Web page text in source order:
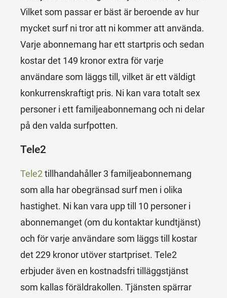
Vilket som passar er bäst är beroende av hur
mycket surf ni tror att ni kommer att använda.
Varje abonnemang har ett startpris och sedan
kostar det 149 kronor extra för varje
användare som läggs till, vilket är ett väldigt
konkurrenskraftigt pris. Ni kan vara totalt sex
personer i ett familjeabonnemang och ni delar
på den valda surfpotten.
Tele2
Tele2 tillhandahåller 3 familjeabonnemang
som alla har obegränsad surf men i olika
hastighet. Ni kan vara upp till 10 personer i
abonnemanget (om du kontaktar kundtjänst)
och för varje användare som läggs till kostar
det 229 kronor utöver startpriset. Tele2
erbjuder även en kostnadsfri tilläggstjänst
som kallas föräldrakollen. Tjänsten spärrar